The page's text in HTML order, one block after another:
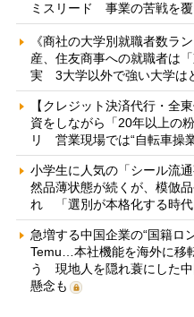
ミスリード 事業の苦戦を覆
《商社の大学別就職者数ラ
産、住友商事への就職者は
実 3大学以外で強い大学は
【クレジット決済代行・全
資をしながら「20年以上の
リ 営業現場では“自転車操
小学生に人気の「シール流
然品薄状態が続くが、模倣
れ 「選別が本格化する時代
急増する中国企業の“国籍ロ
Temu…本社機能を海外に移
う 現地人を隠れ蓑にした
懸念も